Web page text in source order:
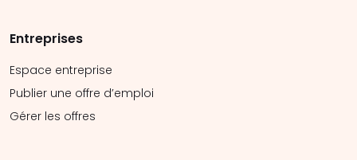
Entreprises
Espace entreprise
Publier une offre d’emploi
Gérer les offres